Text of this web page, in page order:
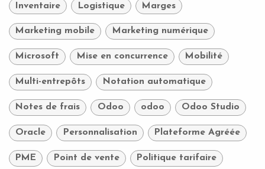
Inventaire Logistique Marges
Marketing mobile Marketing numérique
Microsoft Mise en concurrence Mobilité
Multi-entrepôts Notation automatique
Notes de frais Odoo odoo Odoo Studio
Oracle Personnalisation Plateforme Agréée
PME Point de vente Politique tarifaire